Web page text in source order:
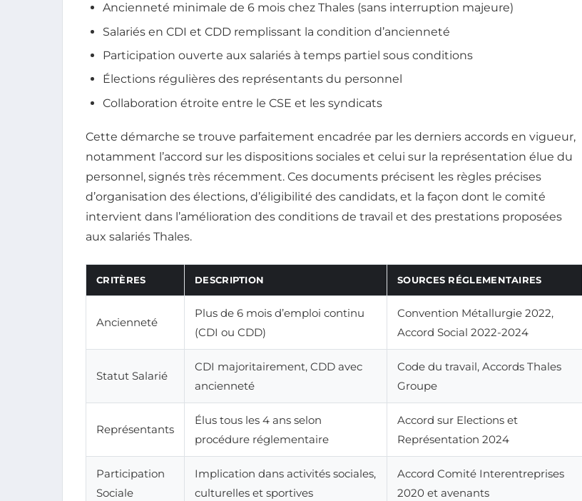
Ancienneté minimale de 6 mois chez Thales (sans interruption majeure)
Salariés en CDI et CDD remplissant la condition d’ancienneté
Participation ouverte aux salariés à temps partiel sous conditions
Élections régulières des représentants du personnel
Collaboration étroite entre le CSE et les syndicats
Cette démarche se trouve parfaitement encadrée par les derniers accords en vigueur,
notamment l’accord sur les dispositions sociales et celui sur la représentation élue du
personnel, signés très récemment. Ces documents précisent les règles précises
d’organisation des élections, d’éligibilité des candidats, et la façon dont le comité
intervient dans l’amélioration des conditions de travail et des prestations proposées
aux salariés Thales.
CRITÈRES DESCRIPTION SOURCES RÉGLEMENTAIRES
Ancienneté
Plus de 6 mois d’emploi continu
(CDI ou CDD)
Convention Métallurgie 2022,
Accord Social 2022-2024
Statut Salarié
CDI majoritairement, CDD avec
ancienneté
Code du travail, Accords Thales
Groupe
Représentants
Élus tous les 4 ans selon
procédure réglementaire
Accord sur Elections et
Représentation 2024
Participation
Sociale
Implication dans activités sociales,
culturelles et sportives
Accord Comité Interentreprises
2020 et avenants